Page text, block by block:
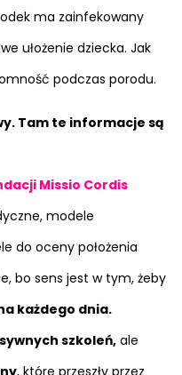
ma zainfekowany
ułożenie dziecka. Jak
podczas porodu.
Tam te informacje są
Missio Cordis
modele
do oceny położenia
bo sens jest w tym, żeby
każdego dnia.
szkoleń, ale